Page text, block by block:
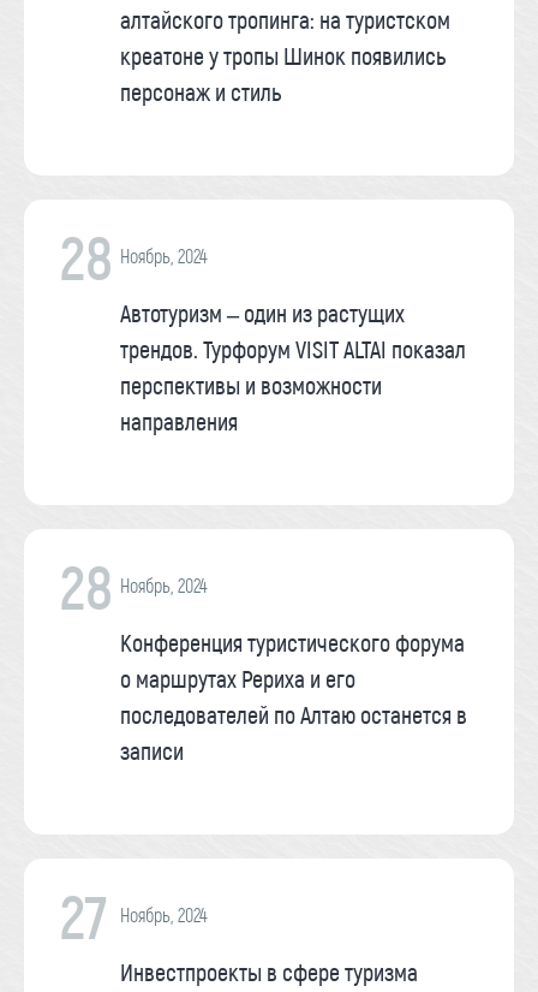
алтайского тропинга: на туристском
креатоне у тропы Шинок появились
персонаж и стиль
28 Ноябрь, 2024
Автотуризм – один из растущих
трендов. Турфорум VISIT ALTAI показал
перспективы и возможности
направления
28 Ноябрь, 2024
Конференция туристического форума
о маршрутах Рериха и его
последователей по Алтаю останется в
записи
27 Ноябрь, 2024
Инвестпроекты в сфере туризма